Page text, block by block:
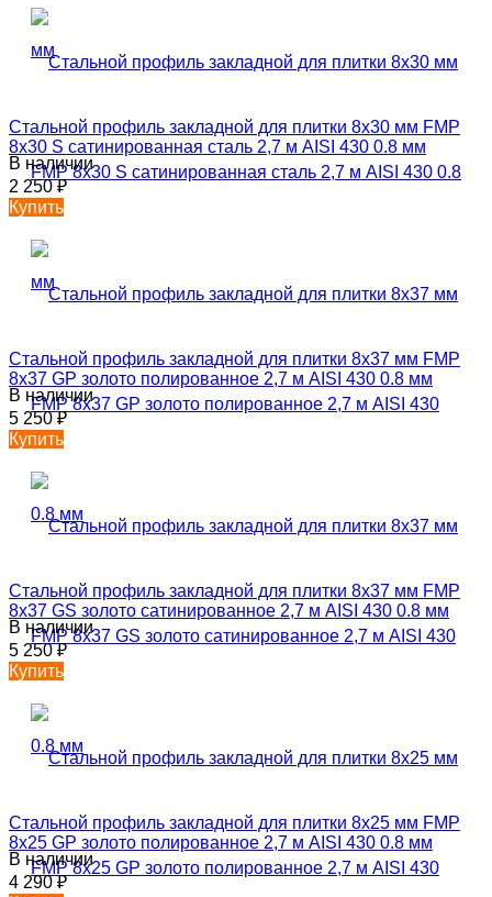
Стальной профиль закладной для плитки 8х30 мм FMP
8х30 S сатинированная сталь 2,7 м AISI 430 0.8 мм
В наличии
2 250₽
Купить
Стальной профиль закладной для плитки 8х37 мм FMP
8х37 GP золото полированное 2,7 м AISI 430 0.8 мм
В наличии
5 250₽
Купить
Стальной профиль закладной для плитки 8х37 мм FMP
8х37 GS золото сатинированное 2,7 м AISI 430 0.8 мм
В наличии
5 250₽
Купить
Стальной профиль закладной для плитки 8х25 мм FMP
8х25 GP золото полированное 2,7 м AISI 430 0.8 мм
В наличии
4 290₽